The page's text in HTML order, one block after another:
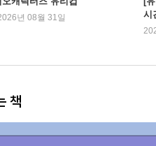
년 08월 31일
시
책